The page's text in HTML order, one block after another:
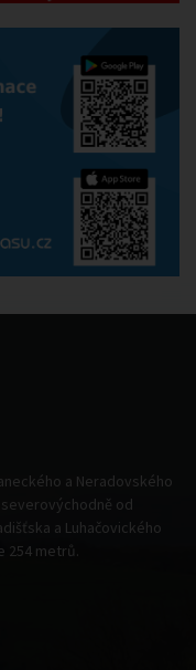
a Neradovského
od
a Luhačovického
254 metrů.